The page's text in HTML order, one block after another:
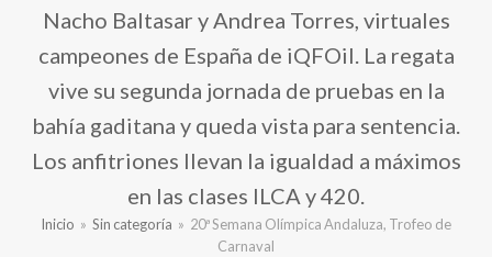
Nacho Baltasar y Andrea Torres, virtuales
campeones de España de iQFOil. La regata
vive su segunda jornada de pruebas en la
bahía gaditana y queda vista para sentencia.
Los anfitriones llevan la igualdad a máximos
en las clases ILCA y 420.
Inicio » Sin categoría » 20ª Semana Olímpica Andaluza, Trofeo de
Carnaval